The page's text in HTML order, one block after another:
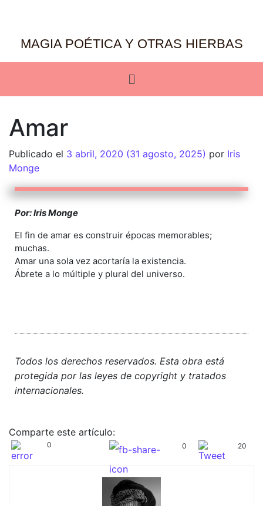
MAGIA POÉTICA Y OTRAS HIERBAS
Amar
Publicado el 3 abril, 2020 (31 agosto, 2025) por Iris
Monge
Por: Iris Monge
El fin de amar es construir épocas memorables;
muchas.
Amar una sola vez acortaría la existencia.
Ábrete a lo múltiple y plural del universo.
Todos los derechos reservados. Esta obra está
protegida por las leyes de copyright y tratados
internacionales.
Comparte este artículo:
0 0 20